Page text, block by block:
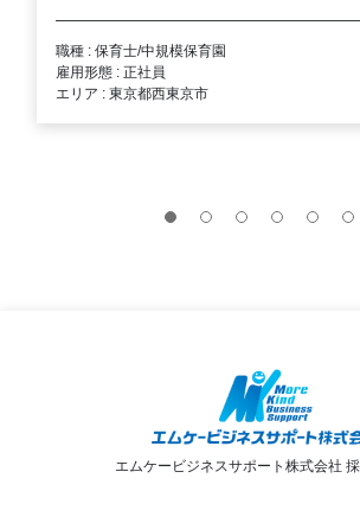
職種 : 保育士/中規模保育園
雇用形態 : 正社員
エリア : 東京都西東京市
エムケービジネスサポート株式会社